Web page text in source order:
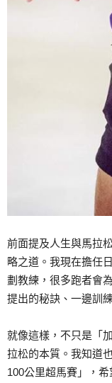
前面提及人生與馬拉
略之道。我現在擔任
劃教練，很多跑者會
提出的秘訣、一邊訓
就像這樣，不只是「
拉松的本質。我知道
100公里超馬賽」，